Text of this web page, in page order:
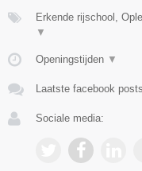
Erkende rijschool,
▼
Openingstijden ▼
Laatste facebook posts
Sociale media: